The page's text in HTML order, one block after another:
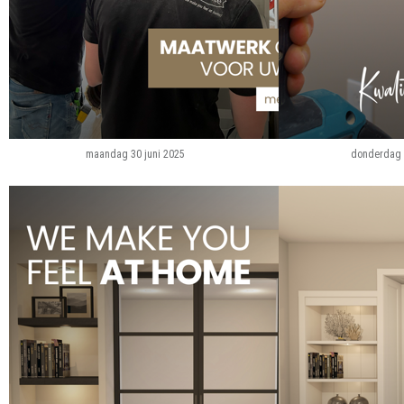
maandag 30 juni 2025 donderdag